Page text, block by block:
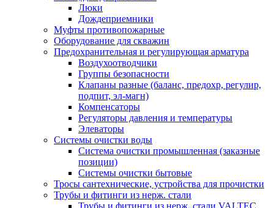
Люки
Дождеприемники
Муфты противопожарные
Оборудование для скважин
Предохранительная и регулирующая арматура
Воздухоотводчики
Группы безопасности
Клапаны разные (баланс, предохр, регулир,
подпит, эл-магн)
Компенсаторы
Регуляторы давления и температуры
Элеваторы
Системы очистки воды
Система очистки промышленная (заказные
позиции)
Системы очистки бытовые
Тросы сантехнические, устройства для прочистки
Трубы и фитинги из нерж. стали
Трубы и фитинги из нерж. стали VALTEC